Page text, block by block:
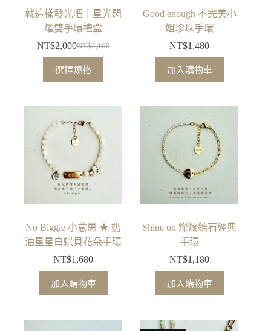
品
頁
面
擇
選
就這樣發光吧｜星光閃
耀雙手環禮盒
NT$2,100
始
價
NT$2,000
前
價
選擇規格
此
產
有
多
種
式。
可
在
品
頁
面
擇
選
Good enough 不完美小
姐珍珠手環
NT$1,480
加入購物車
No Biggie 小意思 ★ 奶
油星星白蝶貝花朵手環
NT$1,680
加入購物車
Shine on 燦爛鋯石經典
手環
NT$1,180
加入購物車